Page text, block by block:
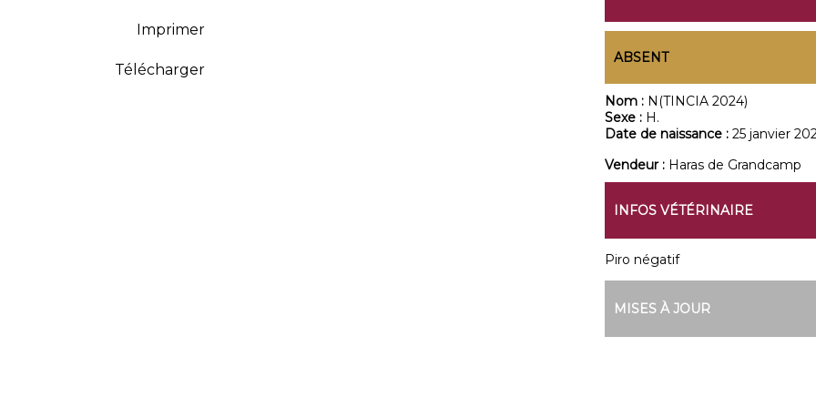
Imprimer
Télécharger
ABSENT
Nom : N(TINCIA 2024)
Sexe : H.
Date de naissance : 25 janvier
Vendeur : Haras de Grandcamp
INFOS VÉTÉRINAIRE
Piro négatif
MISES À JOUR